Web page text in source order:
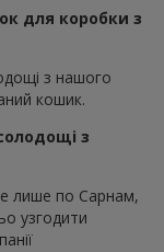
для коробки з
з нашого
кошик.
з
лише по Сарнам,
узгодити